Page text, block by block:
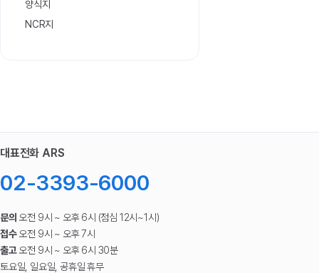
양식지
NCR지
대표전화 ARS
02-3393-6000
문의 오전 9시 ~ 오후 6시 (점심 12시~1시)
접수오전 9시 ~ 오후 7시
출고오전 9시 ~ 오후 6시 30분
토요일, 일요일, 공휴일 휴무